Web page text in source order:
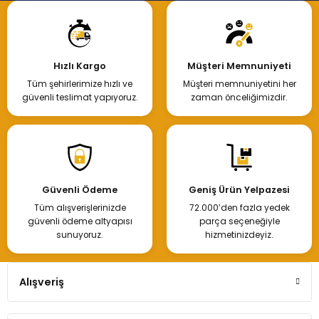
Hızlı Kargo
Tüm şehirlerimize hızlı ve
güvenli teslimat yapıyoruz.
Müşteri Memnuniyeti
Müşteri memnuniyetini her
zaman önceliğimizdir.
Güvenli Ödeme
Tüm alışverişlerinizde
güvenli ödeme altyapısı
sunuyoruz.
Geniş Ürün Yelpazesi
72.000’den fazla yedek
parça seçeneğiyle
hizmetinizdeyiz.
Alışveriş